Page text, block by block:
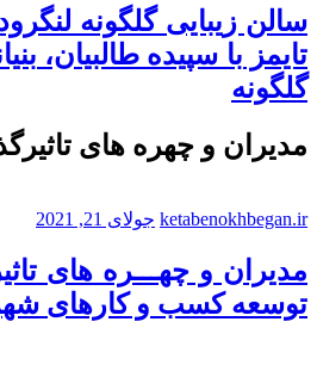
سالن زیبایی گلگونه
تایمز با سپیده طالبیان،
گلگونه
مدیران و چهره های
ketabenokhbegan.ir جولای 21, 2021
مدیران و چهـــره های
توسعه کسب و کارهای